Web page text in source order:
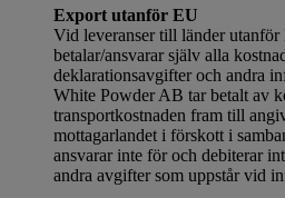
Export utanför EU
Vid leveranser till länder
betalar/ansvarar själv alla
deklarationsavgifter och andra
White Powder AB tar betalt av
transportkostnaden fram till
mottagarlandet i förskott i
ansvarar inte för och debiterar
andra avgifter som uppstår vid